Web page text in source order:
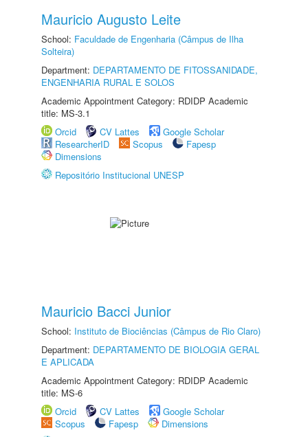
Mauricio Augusto Leite
School: Faculdade de Engenharia (Câmpus de Ilha
Solteira)
Department: DEPARTAMENTO DE FITOSSANIDADE,
ENGENHARIA RURAL E SOLOS
Academic Appointment Category: RDIDP Academic
title: MS-3.1
Orcid
CV Lattes
Google Scholar
ResearcherID
Scopus
Fapesp
Dimensions
Repositório Institucional UNESP
Mauricio Bacci Junior
School: Instituto de Biociências (Câmpus de Rio Claro)
Department: DEPARTAMENTO DE BIOLOGIA GERAL
E APLICADA
Academic Appointment Category: RDIDP Academic
title: MS-6
Orcid
CV Lattes
Google Scholar
Scopus
Fapesp
Dimensions